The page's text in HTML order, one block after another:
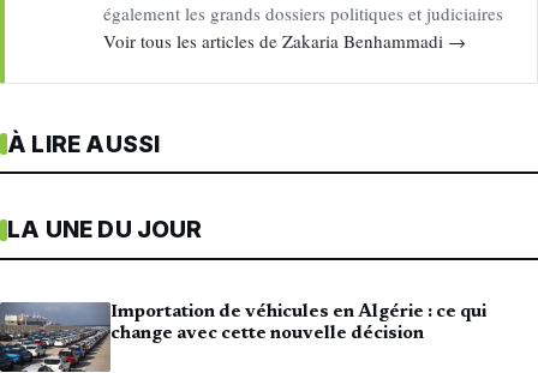
également les grands dossiers politiques et judiciaires
Voir tous les articles de Zakaria Benhammadi →
À LIRE AUSSI
LA UNE DU JOUR
Importation de véhicules en Algérie : ce qui
change avec cette nouvelle décision